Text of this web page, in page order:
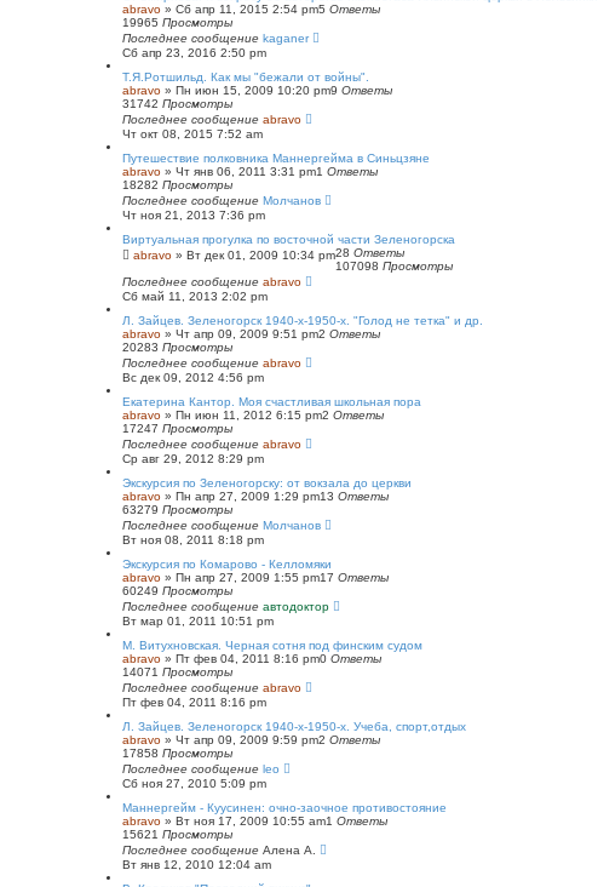
abravo » Сб апр 11, 2015 2:54 pm5 Ответы
19965 Просмотры
Последнее сообщение kaganer
Сб апр 23, 2016 2:50 pm
Т.Я.Ротшильд. Как мы "бежали от войны".
abravo » Пн июн 15, 2009 10:20 pm9 Ответы
31742 Просмотры
Последнее сообщение abravo
Чт окт 08, 2015 7:52 am
Путешествие полковника Маннергейма в Синьцзяне
abravo » Чт янв 06, 2011 3:31 pm1 Ответы
18282 Просмотры
Последнее сообщение Молчанов
Чт ноя 21, 2013 7:36 pm
Виртуальная прогулка по восточной части Зеленогорска
abravo » Вт дек 01, 2009 10:34 pm28 Ответы
107098 Просмотры
Последнее сообщение abravo
Сб май 11, 2013 2:02 pm
Л. Зайцев. Зеленогорск 1940-х-1950-х. "Голод не тетка" и др.
abravo » Чт апр 09, 2009 9:51 pm2 Ответы
20283 Просмотры
Последнее сообщение abravo
Вс дек 09, 2012 4:56 pm
Екатерина Кантор. Моя счастливая школьная пора
abravo » Пн июн 11, 2012 6:15 pm2 Ответы
17247 Просмотры
Последнее сообщение abravo
Ср авг 29, 2012 8:29 pm
Экскурсия по Зеленогорску: от вокзала до церкви
abravo » Пн апр 27, 2009 1:29 pm13 Ответы
63279 Просмотры
Последнее сообщение Молчанов
Вт ноя 08, 2011 8:18 pm
Экскурсия по Комарово - Келломяки
abravo » Пн апр 27, 2009 1:55 pm17 Ответы
60249 Просмотры
Последнее сообщение автодоктор
Вт мар 01, 2011 10:51 pm
М. Витухновская. Черная сотня под финским судом
abravo » Пт фев 04, 2011 8:16 pm0 Ответы
14071 Просмотры
Последнее сообщение abravo
Пт фев 04, 2011 8:16 pm
Л. Зайцев. Зеленогорск 1940-х-1950-х. Учеба, спорт,отдых
abravo » Чт апр 09, 2009 9:59 pm2 Ответы
17858 Просмотры
Последнее сообщение leo
Сб ноя 27, 2010 5:09 pm
Маннергейм - Куусинен: очно-заочное противостояние
abravo » Вт ноя 17, 2009 10:55 am1 Ответы
15621 Просмотры
Последнее сообщение Алена А.
Вт янв 12, 2010 12:04 am